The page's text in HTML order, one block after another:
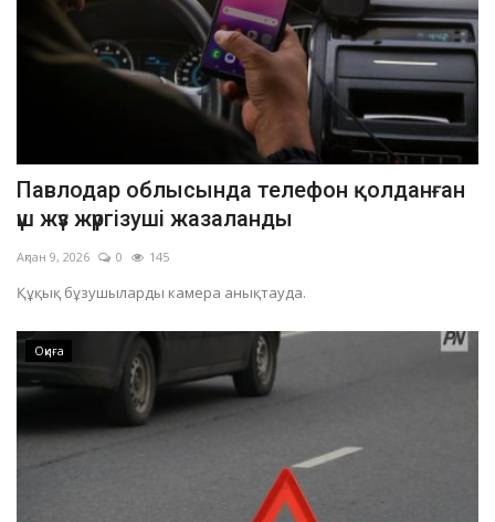
Павлодар облысында телефон қолданған
үш жүз жүргізуші жазаланды
Ақпан 9, 2026 0 145
Құқық бұзушыларды камера анықтауда.
Оқиға